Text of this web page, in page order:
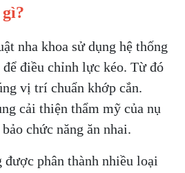
nha khoa sử dụng hệ thống
điều chỉnh lực kéo. Từ đó
vị trí chuẩn khớp cắn.
cải thiện thẩm mỹ của nụ
chức năng ăn nhai.
được phân thành nhiều loại